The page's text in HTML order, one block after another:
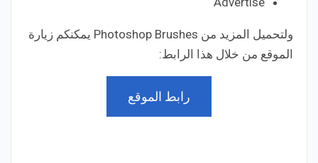
ولتحميل المزيد من Photoshop Brushes يمكنكم زيارة
الموقع من خلال هذا الرابط:
رابط الموقع